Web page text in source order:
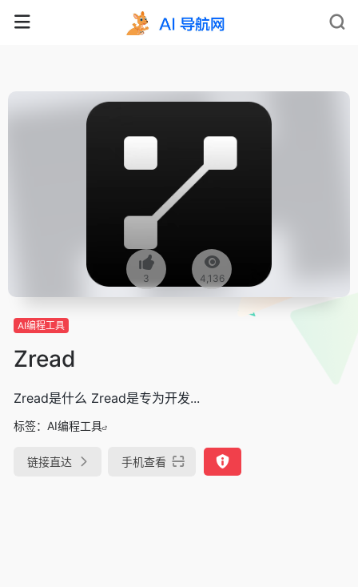
3 4,136
AI编程工具
Zread
Zread是什么 Zread是专为开发...
标签： AI编程工具
链接直达 手机查看